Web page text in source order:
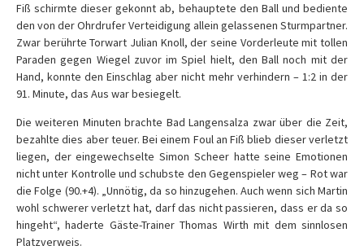
Fiß schirmte dieser gekonnt ab, behauptete den Ball und bediente
den von der Ohrdrufer Verteidigung allein gelassenen Sturmpartner.
Zwar berührte Torwart Julian Knoll, der seine Vorderleute mit tollen
Paraden gegen Wiegel zuvor im Spiel hielt, den Ball noch mit der
Hand, konnte den Einschlag aber nicht mehr verhindern – 1:2 in der
91. Minute, das Aus war besiegelt.
Die weiteren Minuten brachte Bad Langensalza zwar über die Zeit,
bezahlte dies aber teuer. Bei einem Foul an Fiß blieb dieser verletzt
liegen, der eingewechselte Simon Scheer hatte seine Emotionen
nicht unter Kontrolle und schubste den Gegenspieler weg – Rot war
die Folge (90.+4). „Unnötig, da so hinzugehen. Auch wenn sich Martin
wohl schwerer verletzt hat, darf das nicht passieren, dass er da so
hingeht“, haderte Gäste-Trainer Thomas Wirth mit dem sinnlosen
Platzverweis.